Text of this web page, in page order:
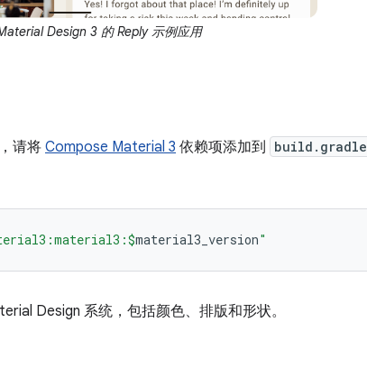
Design 3 的 Reply 示例应用
请将 Compose Material 3 依赖项添加到 build.gradle
$material3_version"
Design 系统，包括颜色、排版和形状。